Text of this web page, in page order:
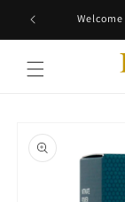
Skip to
content
product
information